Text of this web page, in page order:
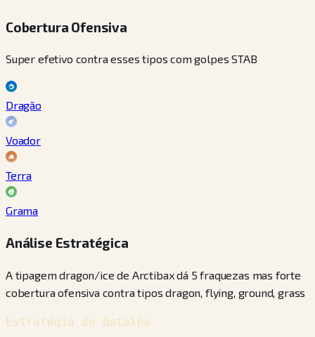
Cobertura Ofensiva
Super efetivo contra esses tipos com golpes STAB
Dragão
Voador
Terra
Grama
Análise Estratégica
A tipagem dragon/ice de Arctibax dá 5 fraquezas mas forte
cobertura ofensiva contra tipos dragon, flying, ground, grass
Estratégia de Batalha